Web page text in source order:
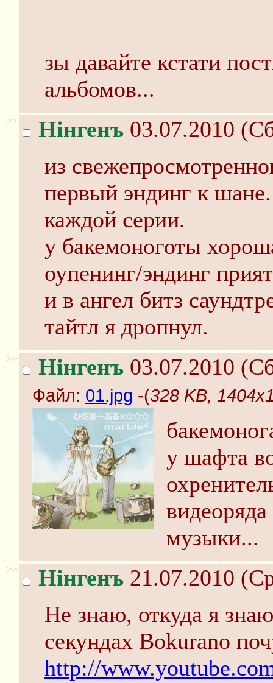
зы давайте кстати
альбомов...
>> Нінгенъ 03.07.2010
из
первый эндинг к
каждой серии.
у бакемоноготы
оупенинг/эндинг
и в ангел битз
тайтл я дропнул.
>> Нінгенъ 03.07.2010
Файл: 01.jpg -(328 KB,
у шафта
музыки...
>> Нінгенъ 21.07.2010
Не знаю, откуда я
секундах Bokurano
http://